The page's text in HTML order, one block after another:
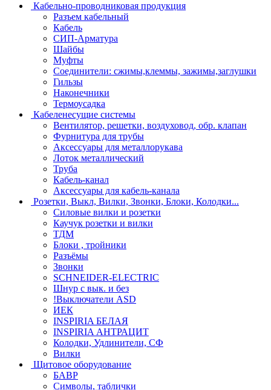
Кабельно-проводниковая продукция
Разъем кабельный
Кабель
СИП-Арматура
Шайбы
Муфты
Соединители: сжимы,клеммы, зажимы,заглушки
Гильзы
Наконечники
Термоусадка
Кабеленесущие системы
Вентилятор, решетки, воздуховод, обр. клапан
Фурнитура для трубы
Аксессуары для металлорукава
Лоток металлический
Труба
Кабель-канал
Аксессуары для кабель-канала
Розетки, Выкл, Вилки, Звонки, Блоки, Колодки...
Силовые вилки и розетки
Каучук розетки и вилки
ТДМ
Блоки , тройники
Разъёмы
Звонки
SCHNEIDER-ELECTRIC
Шнур с вык. и без
!Выключатели ASD
ИЕК
INSPIRIA БЕЛАЯ
INSPIRIA АНТРАЦИТ
Колодки, Удлинители, СФ
Вилки
Щитовое оборудование
БАВР
Символы, таблички